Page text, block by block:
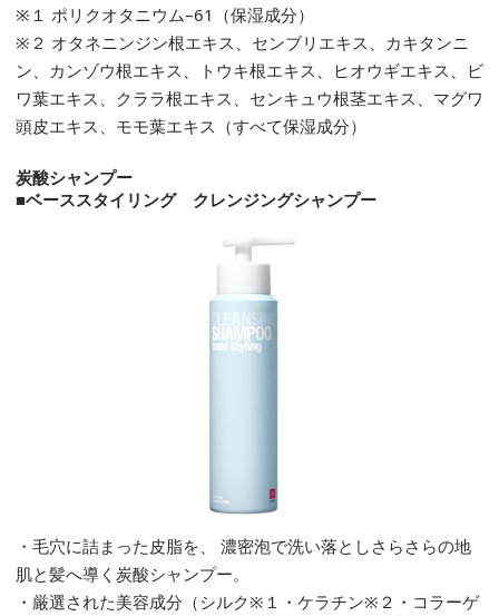
※１ ポリクオタニウム–61（保湿成分）
※２ オタネニンジン根エキス、センブリエキス、カキタンニ
ン、カンゾウ根エキス、トウキ根エキス、ヒオウギエキス、ビ
ワ葉エキス、クララ根エキス、センキュウ根茎エキス、マグワ
頭皮エキス、モモ葉エキス（すべて保湿成分）
炭酸シャンプー
■ベーススタイリング クレンジングシャンプー
・毛穴に詰まった皮脂を、 濃密泡で洗い落としさらさらの地
肌と髪へ導く炭酸シャンプー。
・厳選された美容成分（シルク※１・ケラチン※２・コラーゲ